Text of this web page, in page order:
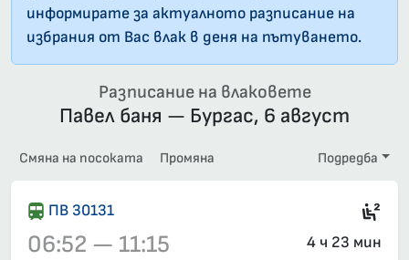
информирате за актуалното разписание на
избрания от Вас влак в деня на пътуването.
Разписание на влаковете
Павел баня — Бургас, 6 август
Смяна на посоката Промяна Подредба
ПВ 30131
06:52 — 11:15 4 ч 23 мин